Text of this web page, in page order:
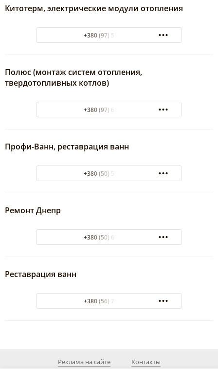
Китотерм, электрические модули отопления
+380 (97) 5573258
Полюс (монтаж систем отопления,
твердотопливных котлов)
+380 (97) 6958532
Профи-Ванн, реставрация ванн
+380 (50) 5565624
Ремонт Днепр
+380 (50) 6040115
Реставрация ванн
+380 (56) 7675754
Реклама на сайте Контакты